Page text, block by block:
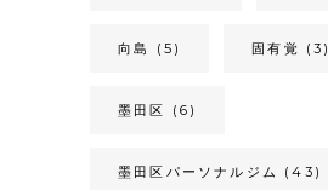
向島 (5) 固有覚 (3)
墨田区 (6)
墨田区パーソナルジム (43)